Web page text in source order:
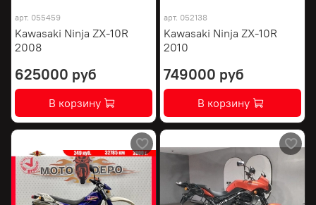
арт. 055459
Kawasaki Ninja ZX-10R
2008
625000 руб
В корзину
арт. 052138
Kawasaki Ninja ZX-10R
2010
749000 руб
В корзину